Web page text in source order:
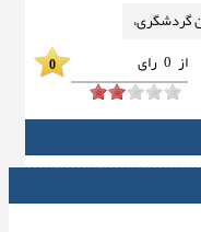
گردشگری،
از 0 رای 0